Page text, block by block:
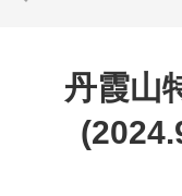
丹霞山